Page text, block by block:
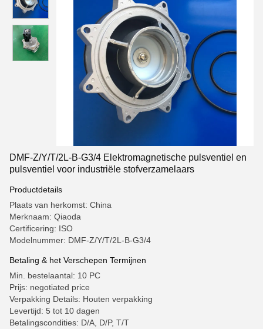
DMF-Z/Y/T/2L-B-G3/4 Elektromagnetische pulsventiel en
pulsventiel voor industriële stofverzamelaars
Productdetails
Plaats van herkomst: China
Merknaam: Qiaoda
Certificering: ISO
Modelnummer: DMF-Z/Y/T/2L-B-G3/4
Betaling & het Verschepen Termijnen
Min. bestelaantal: 10 PC
Prijs: negotiated price
Verpakking Details: Houten verpakking
Levertijd: 5 tot 10 dagen
Betalingscondities: D/A, D/P, T/T